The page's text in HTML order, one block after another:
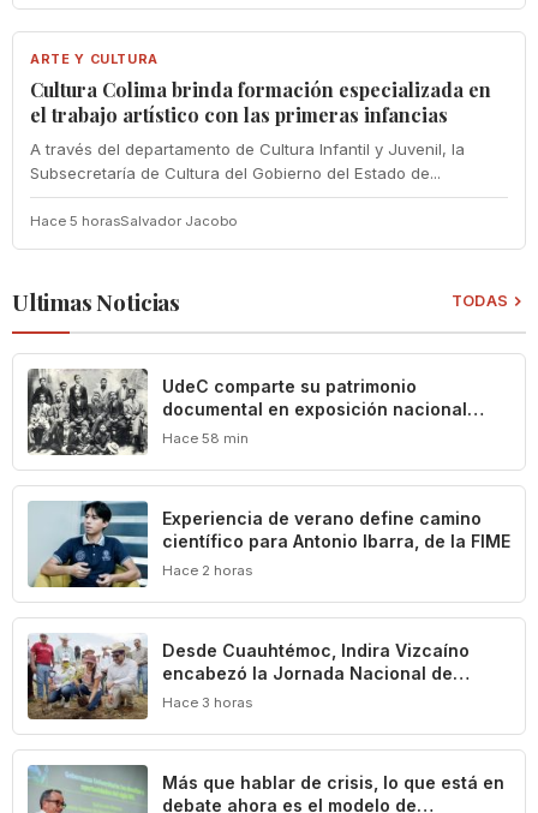
ARTE Y CULTURA
ARTE Y CULTURA
Cultura Colima brinda formación especializada en
el trabajo artístico con las primeras infancias
A través del departamento de Cultura Infantil y Juvenil, la
Subsecretaría de Cultura del Gobierno del Estado de...
Hace 5 horasSalvador Jacobo
Ultimas Noticias TODAS
UdeC comparte su patrimonio
documental en exposición nacional
sobre la historia de los títeres en
Hace 58 min
Experiencia de verano define camino
científico para Antonio Ibarra, de la FIME
Hace 2 horas
Desde Cuauhtémoc, Indira Vizcaíno
encabezó la Jornada Nacional de
Reforestación que puso en marcha la
Hace 3 horas
Más que hablar de crisis, lo que está en
debate ahora es el modelo de